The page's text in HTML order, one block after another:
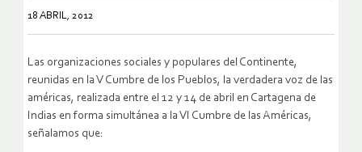
18 ABRIL, 2012
Las organizaciones sociales y populares del Continente,
reunidas en la V Cumbre de los Pueblos, la verdadera voz de las
américas, realizada entre el 12 y 14 de abril en Cartagena de
Indias en forma simultánea a la VI Cumbre de las Américas,
señalamos que: